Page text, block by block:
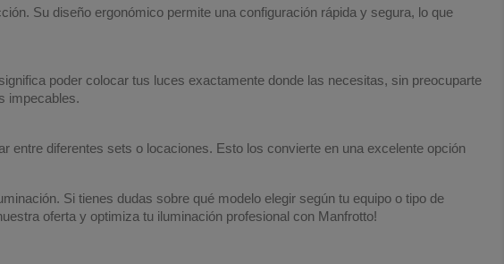
Su diseño ergonómico permite una configuración rápida y segura, lo que
poder colocar tus luces exactamente donde las necesitas, sin preocuparte
impecables.
diferentes sets o locaciones. Esto los convierte en una excelente opción
Si tienes dudas sobre qué modelo elegir según tu equipo o tipo de
oferta y optimiza tu iluminación profesional con Manfrotto!